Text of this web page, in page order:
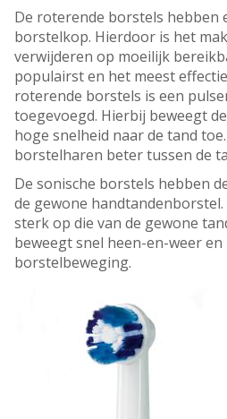
De roterende borstels hebben
borstelkop. Hierdoor is het
verwijderen op moeilijk
populairst en het meest
roterende borstels is een
toegevoegd. Hierbij beweegt
hoge snelheid naar de tand
borstelharen beter tussen de
De sonische borstels hebben
de gewone
sterk op die van de gewone
beweegt snel heen-en-weer
borstelbeweging.